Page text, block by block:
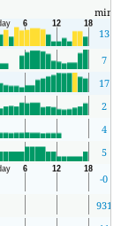
min
13
7
17
2
4
5
-0
931